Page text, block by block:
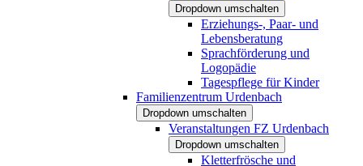
Dropdown umschalten
Erziehungs-, Paar- und
Lebensberatung
Sprachförderung und
Logopädie
Tagespflege für Kinder
Familienzentrum Urdenbach
Dropdown umschalten
Veranstaltungen FZ Urdenbach
Dropdown umschalten
Kletterfrösche und